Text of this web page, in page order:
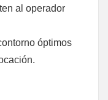
al operador
óptimos